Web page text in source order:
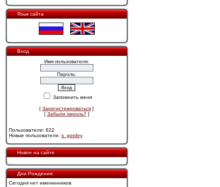
Язык сайта
Вход
Имя пользователя:
Пароль:
Запомнить меня
[ Зарегистрироваться ]
[ Забыли пароль?]
Пользователи: 822
Новые пользователи: s_gordey
Новое на сайте
Дни Рождения:
Сегодня нет именинников